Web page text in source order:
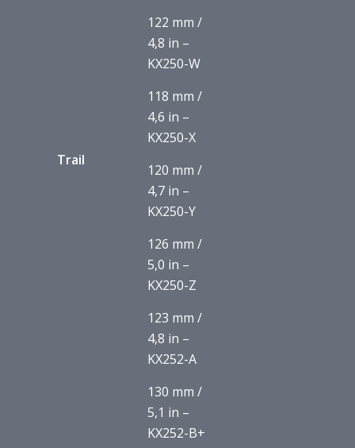
Trail
122 mm /
4,8 in –
KX250-W
118 mm /
4,6 in –
KX250-X
120 mm /
4,7 in –
KX250-Y
126 mm /
5,0 in –
KX250-Z
123 mm /
4,8 in –
KX252-A
130 mm /
5,1 in –
KX252-B+